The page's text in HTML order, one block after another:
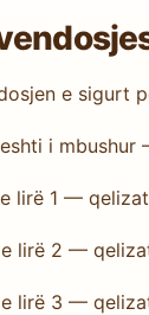
e sigurt
i
lirë 1 —
e lirë 2 —
e lirë 3 —